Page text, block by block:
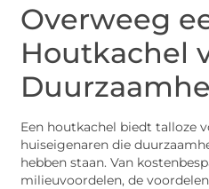
Overweeg
Houtkachel
Een houtkachel biedt talloze
huiseigenaren die
hebben staan. Van
milieuvoordelen, de